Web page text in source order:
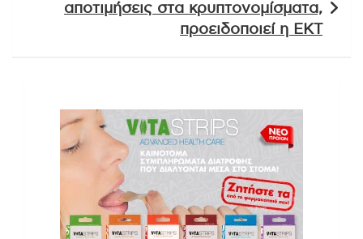
αποτιμήσεις στα κρυπτονομίσματα,
προειδοποιεί η ΕΚΤ